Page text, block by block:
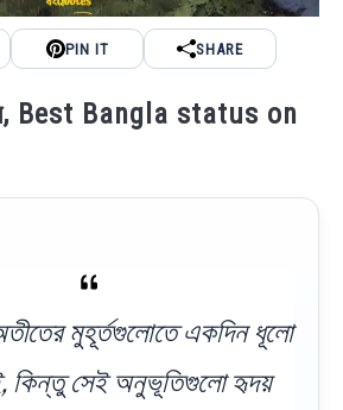
PIN IT SHARE
Best Bangla status on
মুহূর্তগুলোতে একদিন ধূলো
কিন্তু সেই অনুভূতিগুলো হৃদয়